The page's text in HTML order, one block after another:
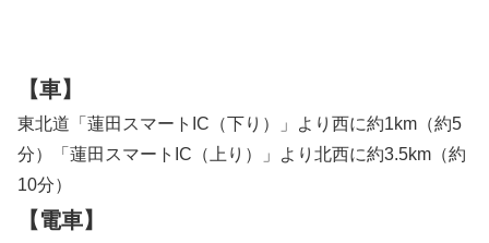
【車】
東北道「蓮田スマートIC（下り）」より西に約1km（約5
分）「蓮田スマートIC（上り）」より北西に約3.5km（約
10分）
【電車】